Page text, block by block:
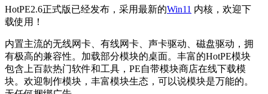
HotPE2.6正式版已经发布，采用最新的Win11 内核，欢迎下
载使用！
内置主流的无线网卡、有线网卡、声卡驱动、磁盘驱动，拥
有极高的兼容性。加载部分模块的桌面。丰富的HotPE模块
包含上百款热门软件和工具，PE自带模块商店在线下载模
块。欢迎制作模块，丰富模块生态，可以说模块是万能的。